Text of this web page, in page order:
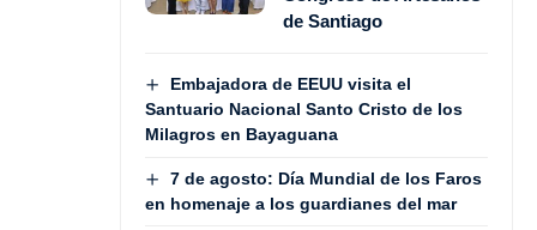
de Santiago
Embajadora de EEUU visita el
Santuario Nacional Santo Cristo de los
Milagros en Bayaguana
7 de agosto: Día Mundial de los Faros
en homenaje a los guardianes del mar